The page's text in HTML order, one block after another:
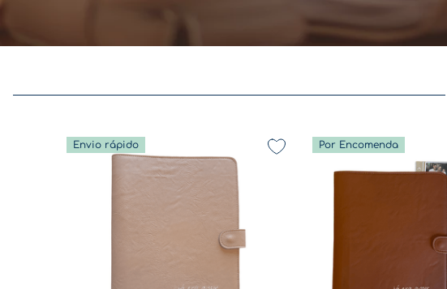
Envio rápido Por Encomenda